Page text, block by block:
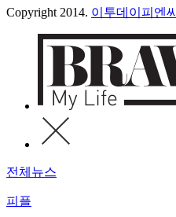
Copyright 2014. 이투데이피엔씨
전체뉴스
피플